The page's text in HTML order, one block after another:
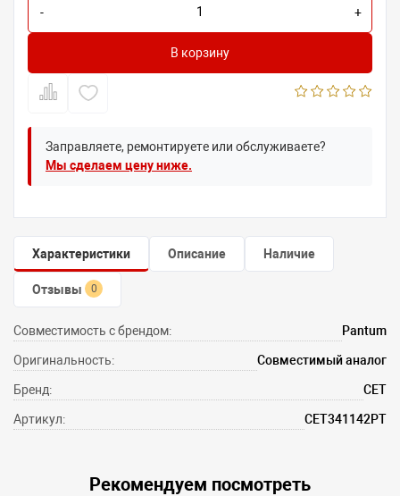
- +
В корзину
Заправляете, ремонтируете или обслуживаете?
Мы сделаем цену ниже.
Характеристики Описание Наличие
Отзывы 0
Совместимость с брендом: Pantum
Оригинальность: Совместимый аналог
Бренд: CET
Артикул: CET341142PT
Рекомендуем посмотреть